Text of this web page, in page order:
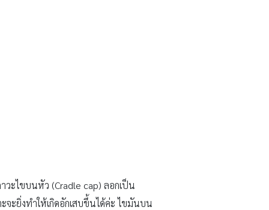
วะไขบนหัว (Cradle cap) ลอกเป็น
จะยิ่งทำให้เกิดอักเสบขึ้นได้ค่ะ ไขมันบน